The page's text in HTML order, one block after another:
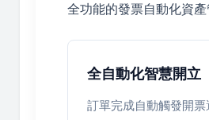
全功能的發票自動化資產
全自動化智慧開立
訂單完成自動觸發開